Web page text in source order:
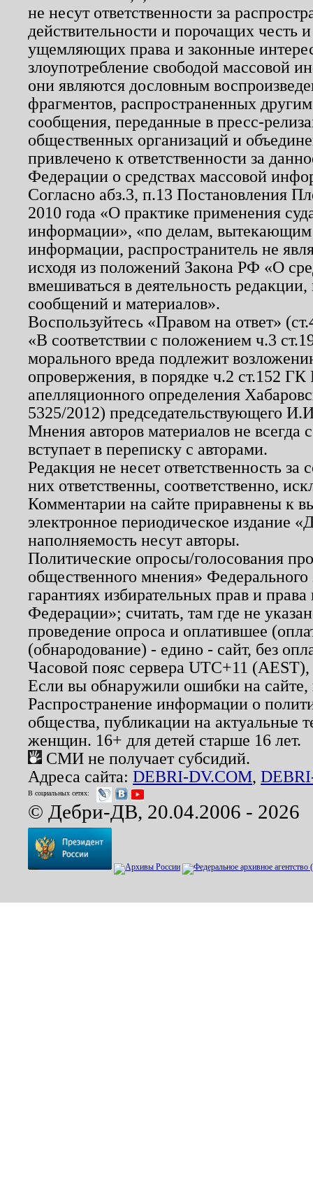
не несут ответственности за
действительности и порочащих честь
ущемляющих права и законные
злоупотребление свободой массовой
они являются дословным
фрагментов, распространенных
сообщения, переданные в пресс-
общественных организаций и
привлечено к ответственности за
Федерации о средствах массовой
Согласно абз.3, п.13 Постановления
2010 года «О практике применения
информации», «по делам, вытекающим
информации, распространитель не
исходя из положений Закона РФ «О
вмешиваться в деятельность
сообщений и материалов».
Воспользуйтесь «Правом на ответ»
«В соответствии с положением ч.3
морального вреда подлежит
опровержения, в порядке ч.2 ст.152
апелляционного определения
5325/2012) председательствующего
Мнения авторов материалов не
вступает в переписку с авторами.
Редакция не несет ответственность
них ответственны, соответственно,
Комментарии на сайте приравнены к
электронное периодическое издание
наполняемость несут авторы.
Политические опросы/голосования
общественного мнения»
гарантиях избирательных прав и
Федерации»; считать, там где не
проведение опроса и оплатившее
(обнародование) - едино - сайт, без
Часовой пояс сервера UTC+11
Если вы обнаружили ошибки на
Распространение информации о
общества, публикации на актуальные
женщин. 16+ для детей старше 16 лет.
СМИ не получает субсидий.
Адреса сайта: DEBRI-DV.COM,
В социальных сетях:
© Дебри-ДВ, 20.04.2006 - 2026